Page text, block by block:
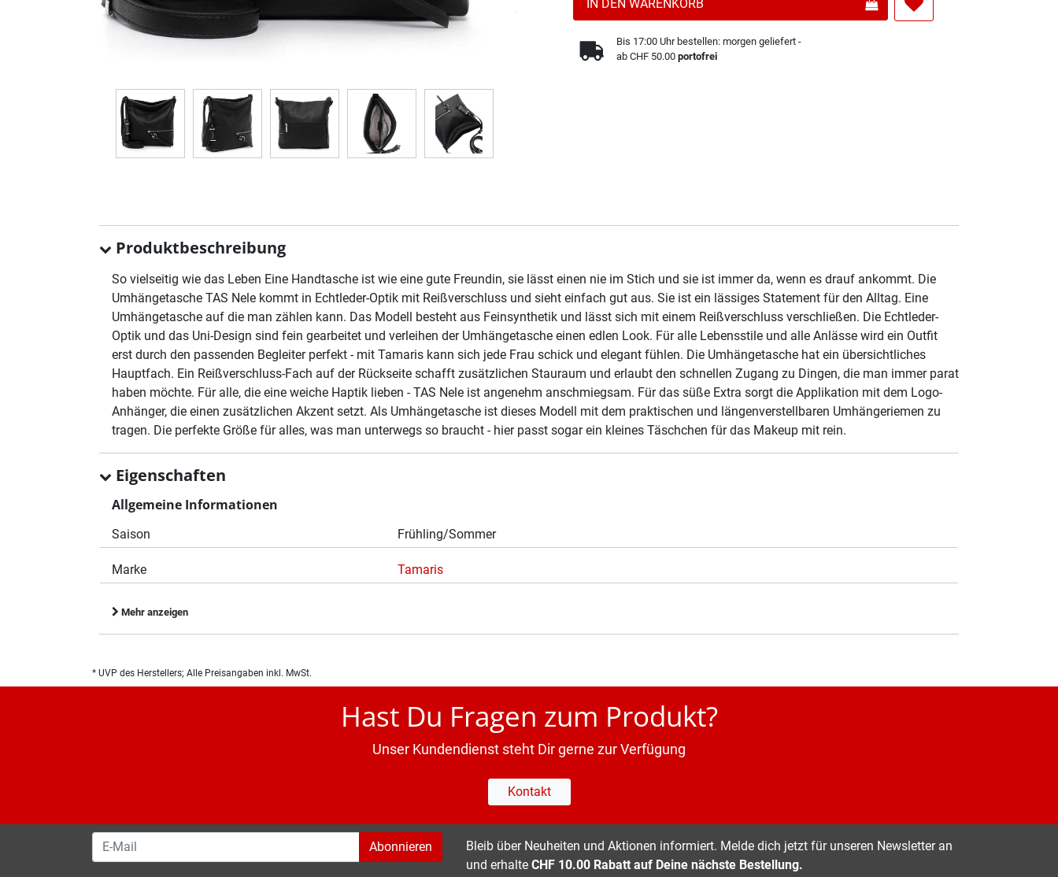
IN DEN WARENKORB
Bis 17:00 Uhr bestellen: morgen geliefert -
ab CHF 50.00portofrei
Produktbeschreibung
So vielseitig wie das Leben Eine Handtasche ist wie eine gute Freundin, sie lässt einen nie im Stich und sie ist immer da, wenn es drauf ankommt. Die
Umhängetasche TAS Nele kommt in Echtleder-Optik mit Reißverschluss und sieht einfach gut aus. Sie ist ein lässiges Statement für den Alltag. Eine
Umhängetasche auf die man zählen kann. Das Modell besteht aus Feinsynthetik und lässt sich mit einem Reißverschluss verschließen. Die Echtleder-
Optik und das Uni-Design sind fein gearbeitet und verleihen der Umhängetasche einen edlen Look. Für alle Lebensstile und alle Anlässe wird ein Outfit
erst durch den passenden Begleiter perfekt - mit Tamaris kann sich jede Frau schick und elegant fühlen. Die Umhängetasche hat ein übersichtliches
Hauptfach. Ein Reißverschluss-Fach auf der Rückseite schafft zusätzlichen Stauraum und erlaubt den schnellen Zugang zu Dingen, die man immer parat
haben möchte. Für alle, die eine weiche Haptik lieben - TAS Nele ist angenehm anschmiegsam. Für das süße Extra sorgt die Applikation mit dem Logo-
Anhänger, die einen zusätzlichen Akzent setzt. Als Umhängetasche ist dieses Modell mit dem praktischen und längenverstellbaren Umhängeriemen zu
tragen. Die perfekte Größe für alles, was man unterwegs so braucht - hier passt sogar ein kleines Täschchen für das Makeup mit rein.
Eigenschaften
Allgemeine Informationen
Saison Frühling/Sommer
Marke Tamaris
Mehr anzeigen
* UVP des Herstellers; Alle Preisangaben inkl. MwSt.
Hast Du Fragen zum Produkt?
Unser Kundendienst steht Dir gerne zur Verfügung
Kontakt
Abonnieren
Bleib über Neuheiten und Aktionen informiert. Melde dich jetzt für unseren Newsletter an
und erhalte CHF 10.00 Rabatt auf Deine nächste Bestellung.